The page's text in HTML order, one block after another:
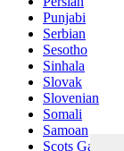
Punjabi
Serbian
Sesotho
Sinhala
Slovak
Slovenian
Somali
Samoan
Scots Gaelic